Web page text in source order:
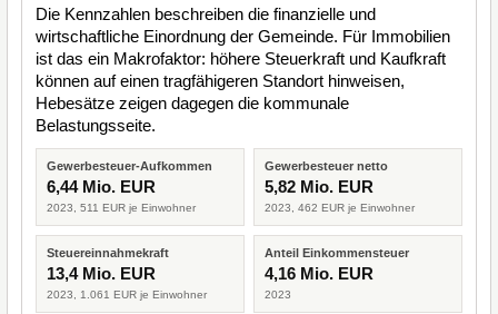
Die Kennzahlen beschreiben die finanzielle und
wirtschaftliche Einordnung der Gemeinde. Für Immobilien
ist das ein Makrofaktor: höhere Steuerkraft und Kaufkraft
können auf einen tragfähigeren Standort hinweisen,
Hebesätze zeigen dagegen die kommunale
Belastungsseite.
Gewerbesteuer-Aufkommen
6,44 Mio. EUR
2023, 511 EUR je Einwohner
Gewerbesteuer netto
5,82 Mio. EUR
2023, 462 EUR je Einwohner
Steuereinnahmekraft
13,4 Mio. EUR
2023, 1.061 EUR je Einwohner
Anteil Einkommensteuer
4,16 Mio. EUR
2023